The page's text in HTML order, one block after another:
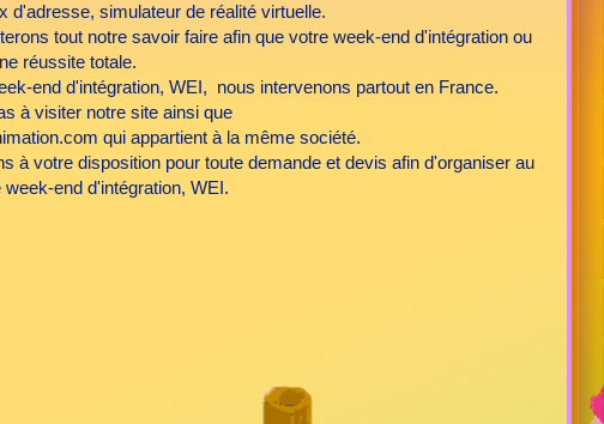
d'adresse, simulateur de réalité virtuelle.
tout notre savoir faire afin que votre week-end d'intégration ou
réussite totale.
end d'intégration, WEI, nous intervenons partout en France.
à visiter notre site ainsi que
qui appartient à la même société.
à votre disposition pour toute demande et devis afin d'organiser au
end d'intégration, WEI.